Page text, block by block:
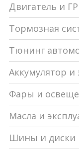
Двигатель и
Тормозная
Тюнинг
Аккумулятор и
Фары и
Масла и
Шины и диски